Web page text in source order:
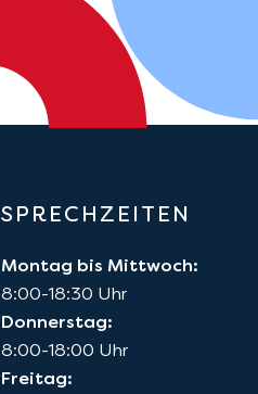
SPRECHZEITEN
Montag bis Mittwoch:
8:00-18:30 Uhr
Donnerstag:
8:00-18:00 Uhr
Freitag: